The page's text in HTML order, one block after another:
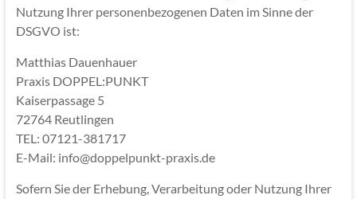
Nutzung Ihrer personenbezogenen Daten im Sinne der
DSGVO ist:
Matthias Dauenhauer
Praxis DOPPEL:PUNKT
Kaiserpassage 5
72764 Reutlingen
TEL: 07121-381717
E-Mail: info@doppelpunkt-praxis.de
Sofern Sie der Erhebung, Verarbeitung oder Nutzung Ihrer